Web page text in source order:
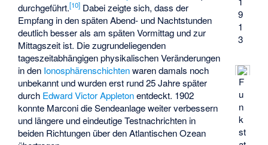
9
1
3
F
u
n
k
st
durchgeführt.[10] Dabei zeigte sich, dass der
Empfang in den späten Abend- und Nachtstunden
deutlich besser als am späten Vormittag und zur
Mittagszeit ist. Die zugrundeliegenden
tageszeitabhängigen physikalischen Veränderungen
in den Ionosphärenschichtenwaren damals noch
unbekannt und wurden erst rund 25 Jahre später
durch Edward Victor Appletonentdeckt. 1902
konnte Marconi die Sendeanlage weiter verbessern
und längere und eindeutige Testnachrichten in
beiden Richtungen über den Atlantischen Ozean